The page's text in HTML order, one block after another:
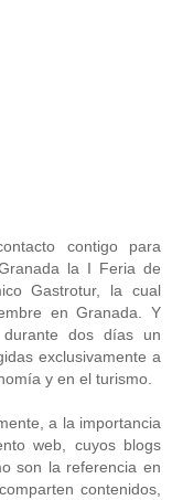
contigo para
la I Feria de
Gastrotur, la cual
en Granada. Y
dos días un
exclusivamente a
y en el turismo.
a la importancia
web, cuyos blogs
son la referencia en
contenidos,